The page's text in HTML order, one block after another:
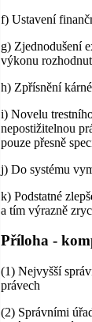
f) Ustavení
g) Zjednodušení
výkonu
h) Zpřísnění
i) Novelu
nepostižitelnou
pouze přesně
j) Do systému
k) Podstatné
a tím výrazně
Příloha -
(1) Nejvyšší
právech
(2) Správními